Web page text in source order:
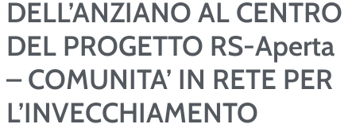
DELL’ANZIANO AL CENTRO
DEL PROGETTO RS-Aperta
– COMUNITA’ IN RETE PER
L’INVECCHIAMENTO